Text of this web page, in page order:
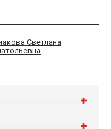
Светлана